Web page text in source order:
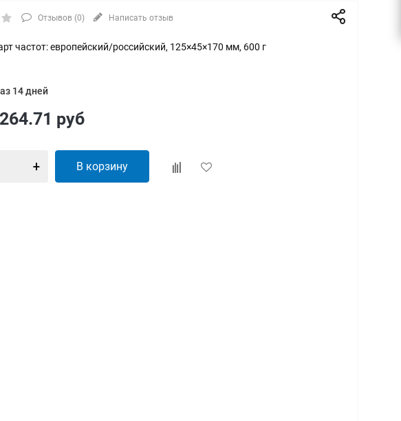
Отзывов (0) Написать отзыв
частот: европейский/российский, 125×45×170 мм, 600 г
14 дней
264.71 руб
В корзину